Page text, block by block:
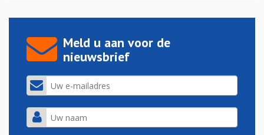
Meld u aan voor de
nieuwsbrief